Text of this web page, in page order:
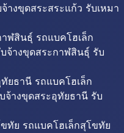
างขุดสระสระแก้ว รับเหมา
ฬสินธุ์ รถแบคโฮเล็ก
จ้างขุดสระกาฬสินธุ์ รับ
ยธานี รถแบคโฮเล็ก
จ้างขุดสระอุทัยธานี รับ
ทัย รถแบคโฮเล็กสุโขทัย